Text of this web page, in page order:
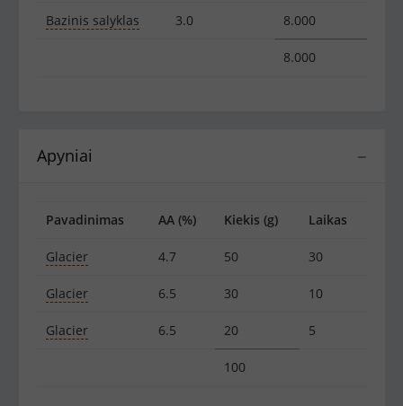
Bazinis salyklas 3.0 8.000
8.000
−
Apyniai
Pavadinimas AA (%) Kiekis (g) Laikas
Glacier 4.7 50 30
Glacier 6.5 30 10
Glacier 6.5 20 5
100